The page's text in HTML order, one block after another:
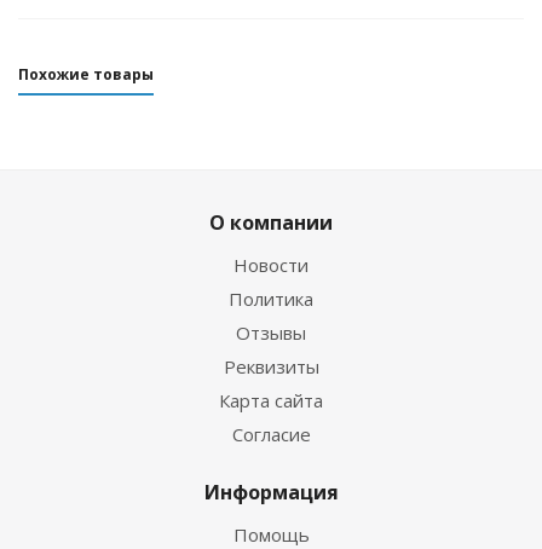
Похожие товары
О компании
Новости
Политика
Отзывы
Реквизиты
Карта сайта
Согласие
Информация
Помощь